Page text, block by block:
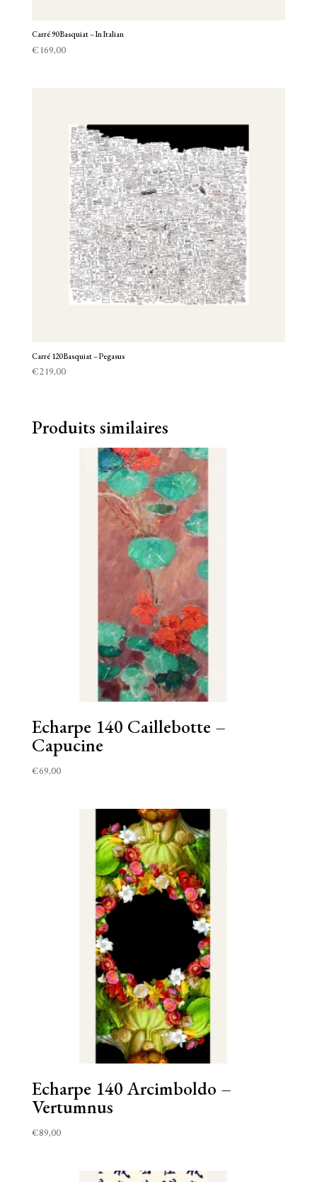
Carré 90 Basquiat – In Italian
€169,00
Carré 120 Basquiat – Pegasus
€219,00
Produits similaires
Echarpe 140 Caillebotte –
Capucine
€69,00
Echarpe 140 Arcimboldo –
Vertumnus
€89,00